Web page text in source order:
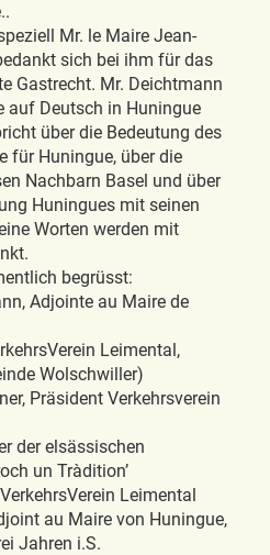
Mr. le Maire Jean-
sich bei ihm für das
Gastrecht. Mr. Deichtmann
auf Deutsch in Huningue
über die Bedeutung des
für Huningue, über die
Nachbarn Basel und über
Huningues mit seinen
Worten werden mit
begrüsst:
Adjointe au Maire de
Leimental,
Wolschwiller)
Präsident Verkehrsverein
der elsässischen
un Tràdition’
Leimental
au Maire von Huningue,
Jahren i.S.